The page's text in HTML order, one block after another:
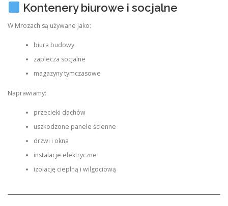
Kontenery biurowe i socjalne
W Mrozach są używane jako:
biura budowy
zaplecza socjalne
magazyny tymczasowe
Naprawiamy:
przecieki dachów
uszkodzone panele ścienne
drzwi i okna
instalacje elektryczne
izolację cieplną i wilgociową